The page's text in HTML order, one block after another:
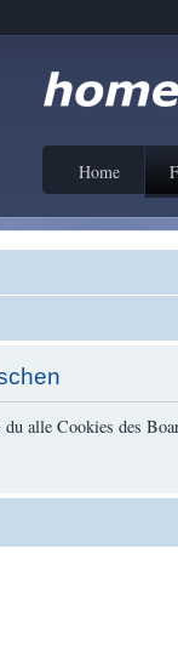
Home
alle Cookies des